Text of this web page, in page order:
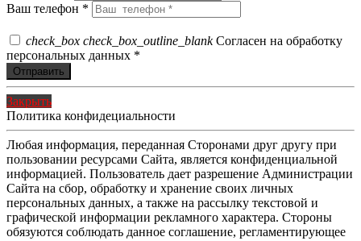
Ваш телефон *
check_box check_box_outline_blankСогласен на обработку
персональных данных *
Закрыть
Политика конфидециальности
Любая информация, переданная Сторонами друг другу при
пользовании ресурсами Сайта, является конфиденциальной
информацией. Пользователь дает разрешение Администрации
Сайта на сбор, обработку и хранение своих личных
персональных данных, а также на рассылку текстовой и
графической информации рекламного характера. Стороны
обязуются соблюдать данное соглашение, регламентирующее